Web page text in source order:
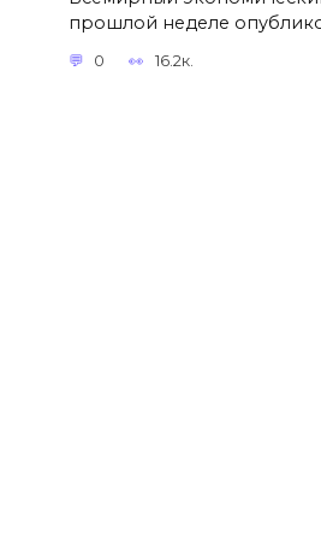
прошлой неделе
0 16.2к.